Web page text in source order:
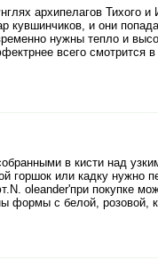
архипелагов Тихого и
кувшинчиков, и они
нужны тепло и
всего смотрится
в кисти над
горшок или кадку нужно
oleander'при покупке
формы с белой, розовой,